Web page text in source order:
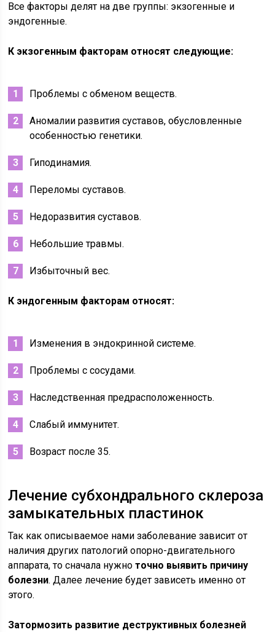
Все факторы делят на две группы: экзогенные и
эндогенные.
К экзогенным факторам относят следующие:
Проблемы с обменом веществ.
Аномалии развития суставов, обусловленные
особенностью генетики.
Гиподинамия.
Переломы суставов.
Недоразвития суставов.
Небольшие травмы.
Избыточный вес.
К эндогенным факторам относят:
Изменения в эндокринной системе.
Проблемы с сосудами.
Наследственная предрасположенность.
Слабый иммунитет.
Возраст после 35.
Лечение субхондрального склероза
замыкательных пластинок
Так как описываемое нами заболевание зависит от
наличия других патологий опорно-двигательного
аппарата, то сначала нужноточно выявить причину
болезни. Далее лечение будет зависеть именно от
этого.
Затормозить развитие деструктивных болезней